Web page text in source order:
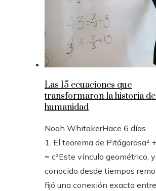
Las 15 ecuaciones que
transformaron la historia
humanidad
Noah WhitakerHace 6 días
1. El teorema de Pitágorasa²
= c²Este vínculo geométrico,
conocido desde tiempos
fijó una conexión exacta entre